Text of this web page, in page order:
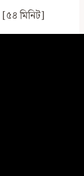
[৫৪ মিনিট]